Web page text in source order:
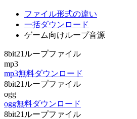
ファイル形式の違い
一括ダウンロード
ゲーム向けループ音源
8bit21ループファイル
mp3
mp3無料ダウンロード
8bit21ループファイル
ogg
ogg無料ダウンロード
8bit21ループファイル